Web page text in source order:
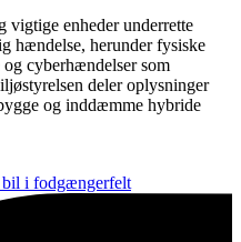
enheder underrette
hændelse, herunder fysiske
cyberhændelser som
deler oplysninger
og inddæmme hybride
bil i fodgængerfelt